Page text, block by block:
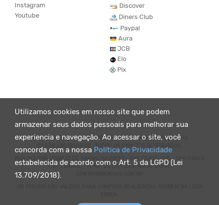
Utilizamos cookies em nosso site que podem
armazenar seus dados pessoais para melhorar sua
experiencia e navegação. Ao acessar o site, você
concorda com a nossa Política de Privacidade
estabelecida de acordo com o Art. 5 da LGPD (Lei
13.709/2018).
Instagram
Youtube
Discover
Diners Club
Paypal
Aura
JCB
Elo
Pix
© KING55 - LOJA DE ROUPAS VEGANO E SUSTENTÁVEL. CNPJ:
07.438.330/0001-02 . TODOS OS DIREITOS RESERVADOS.
RUA DOUTOR VIRGÍLIO DE CARVALHO PINTO - 190, 05415-020 - SÃO PAULO
- SP - BRASIL - FONE: 55 (11) 3064-8056. EMAIL: